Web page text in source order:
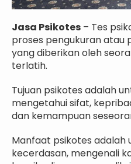
Jasa Psikotes – Tes
proses pengukuran atau
yang diberikan oleh
terlatih.
Tujuan psikotes adalah
mengetahui sifat,
dan kemampuan
Manfaat psikotes adalah
kecerdasan, mengenali